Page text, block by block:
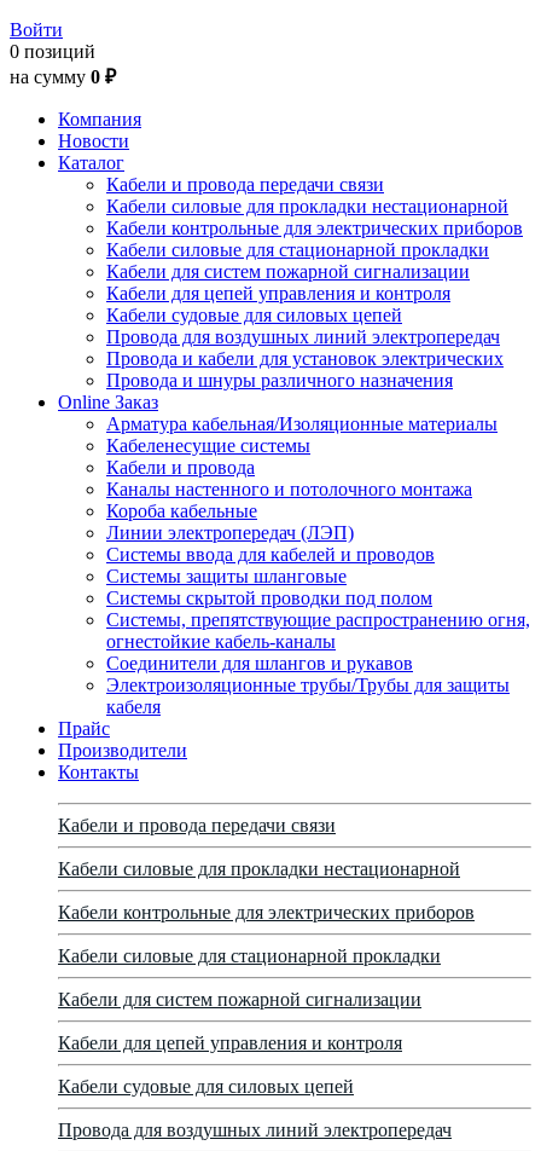
Войти
0 позиций
на сумму 0 ₽
Компания
Новости
Каталог
Кабели и провода передачи связи
Кабели силовые для прокладки нестационарной
Кабели контрольные для электрических приборов
Кабели силовые для стационарной прокладки
Кабели для систем пожарной сигнализации
Кабели для цепей управления и контроля
Кабели судовые для силовых цепей
Провода для воздушных линий электропередач
Провода и кабели для установок электрических
Провода и шнуры различного назначения
Online Заказ
Арматура кабельная/Изоляционные материалы
Кабеленесущие системы
Кабели и провода
Каналы настенного и потолочного монтажа
Короба кабельные
Линии электропередач (ЛЭП)
Системы ввода для кабелей и проводов
Системы защиты шланговые
Системы скрытой проводки под полом
Системы, препятствующие распространению огня,
огнестойкие кабель-каналы
Соединители для шлангов и рукавов
Электроизоляционные трубы/Трубы для защиты
кабеля
Прайс
Производители
Контакты
Кабели и провода передачи связи
Кабели силовые для прокладки нестационарной
Кабели контрольные для электрических приборов
Кабели силовые для стационарной прокладки
Кабели для систем пожарной сигнализации
Кабели для цепей управления и контроля
Кабели судовые для силовых цепей
Провода для воздушных линий электропередач